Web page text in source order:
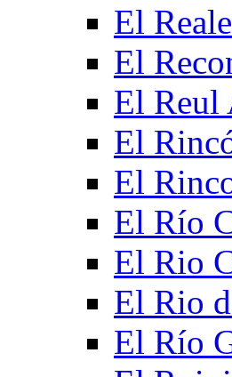
El
El
El Reul
El
El
El Río
El Rio
El Rio
El Río